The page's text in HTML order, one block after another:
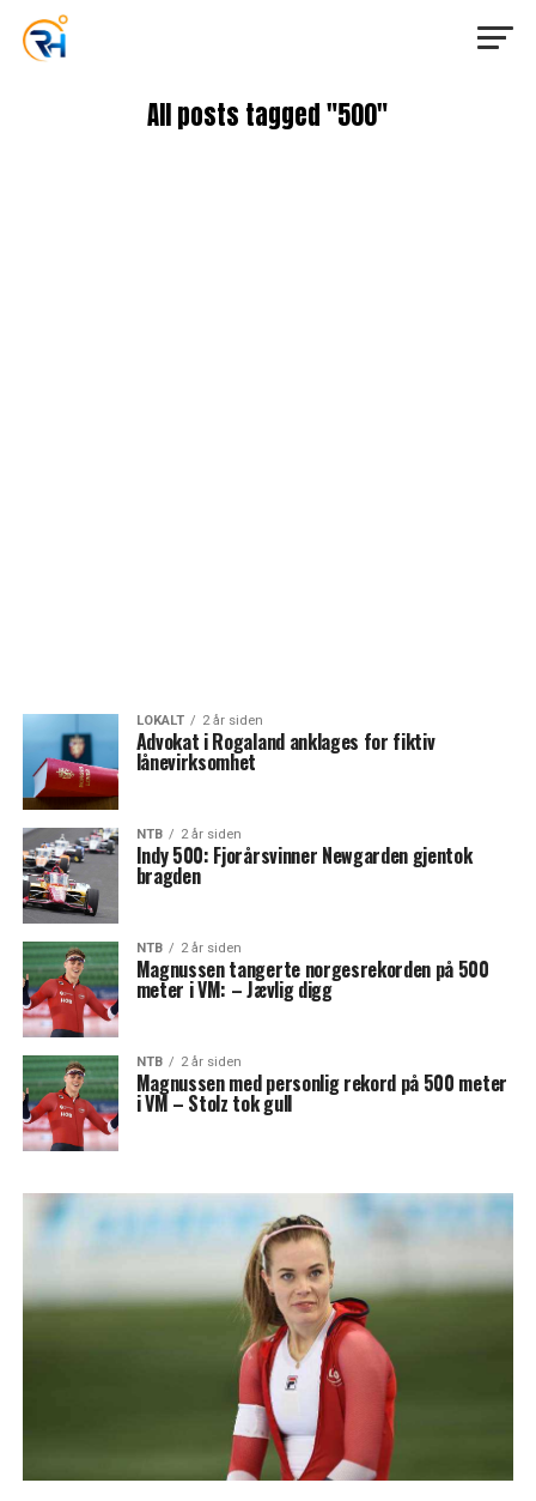
All posts tagged "500"
LOKALT 2 år siden
Advokat i Rogaland anklages for fiktiv
lånevirksomhet
NTB 2 år siden
Indy 500: Fjorårsvinner Newgarden gjentok
bragden
NTB 2 år siden
Magnussen tangerte norgesrekorden på 500
meter i VM: – Jævlig digg
NTB 2 år siden
Magnussen med personlig rekord på 500 meter
i VM – Stolz tok gull